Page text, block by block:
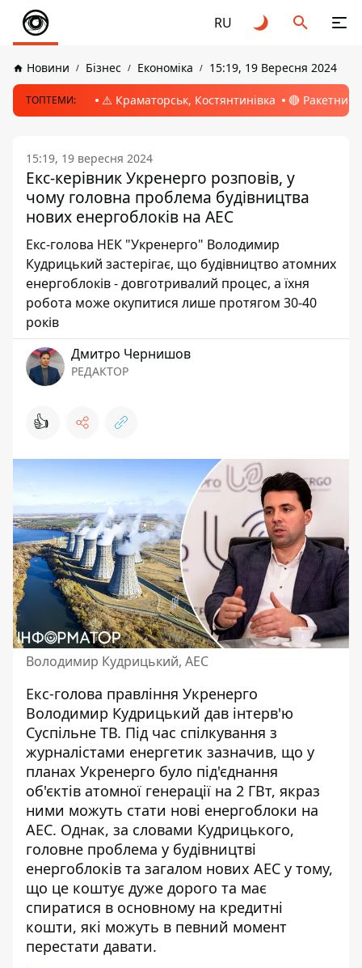
RU
Новини Бізнес Економіка 15:19, 19 Вересня 2024
ТОПТЕМИ: ⚠️ Краматорськ, Костянтинівка 🔴 Ракетний
15:19, 19 вересня 2024
Екс-керівник Укренерго розповів, у
чому головна проблема будівництва
нових енергоблоків на АЕС
Екс-голова НЕК "Укренерго" Володимир
Кудрицький застерігає, що будівництво атомних
енергоблоків - довготривалий процес, а їхня
робота може окупитися лише протягом 30-40
років
Дмитро Чернишов
РЕДАКТОР
👍
Володимир Кудрицький, АЕС
Екс-голова правління Укренерго
Володимир Кудрицький дав інтерв'ю
Суспільне ТВ. Під час спілкування з
журналістами енергетик зазначив, що у
планах Укренерго було під'єднання
об'єктів атомної генерації на 2 ГВт, якраз
ними можуть стати нові енергоблоки на
АЕС. Однак, за словами Кудрицького,
головне проблема у будівництві
енергоблоків та загалом нових АЕС у тому,
що це коштує дуже дорого та має
спиратися в основному на кредитні
кошти, які можуть в певний момент
перестати давати.